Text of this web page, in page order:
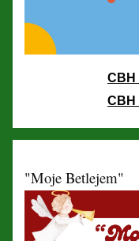
"Moje Betlejem"